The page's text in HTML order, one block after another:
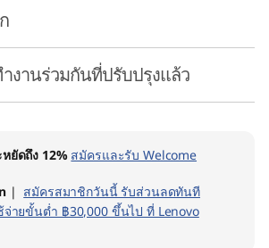
ำงานร่วมกันที่ปรับปรุงแล้ว
ยัดถึง 12% สมัครและรับ Welcome
| สมัครสมาชิกวันนี้ รับส่วนลดทันที
จ่ายขั้นต่ำ ฿30,000 ขึ้นไป ที่ Lenovo